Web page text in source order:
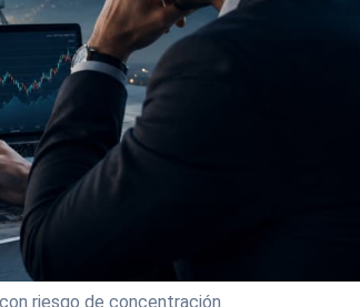
riesgo de concentración